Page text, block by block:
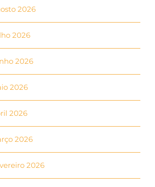
2026
2026
2026
2026
2026
2026
2026